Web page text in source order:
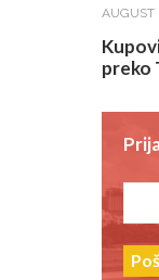
AUGUST
preko